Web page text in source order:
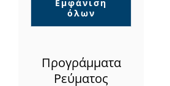
Εμφάνιση
όλων
Προγράμματα
Ρεύματος